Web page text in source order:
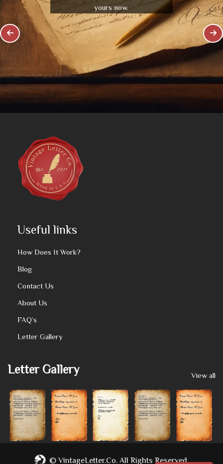
yours now.
Useful links
How Does It Work?
Blog
Contact Us
About Us
FAQ’s
Letter Gallery
Letter Gallery View all
©VintageLetter.co. All Rights Reserved.